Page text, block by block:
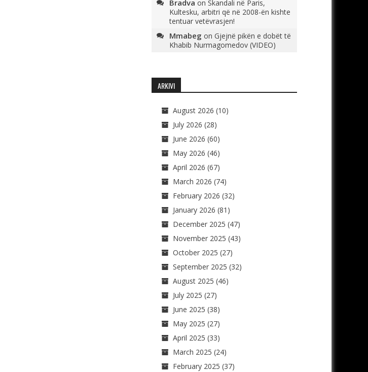
Bradva on Skandali në Paris,
Kultesku, arbitri që në 2008-ën kishte
tentuar vetëvrasjen!
Mmabeg on Gjejnë pikën e dobët të
Khabib Nurmagomedov (VIDEO)
ARKIVI
August 2026 (10)
July 2026 (28)
June 2026 (60)
May 2026 (46)
April 2026 (67)
March 2026 (74)
February 2026 (32)
January 2026 (81)
December 2025 (47)
November 2025 (43)
October 2025 (27)
September 2025 (32)
August 2025 (46)
July 2025 (27)
June 2025 (38)
May 2025 (27)
April 2025 (33)
March 2025 (24)
February 2025 (37)